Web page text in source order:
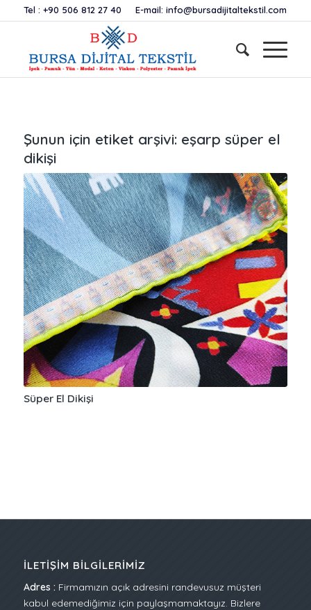
Tel :+90 506 812 27 40 E-mail:info@bursadijitaltekstil.com
Şunun için etiket arşivi: eşarp süper el
dikişi
Süper El Dikişi
İLETIŞIM BILGILERIMIZ
Adres : Firmamızın açık adresini randevusuz müşteri
kabul edemediğimiz için paylaşmamaktayız. Bizlere